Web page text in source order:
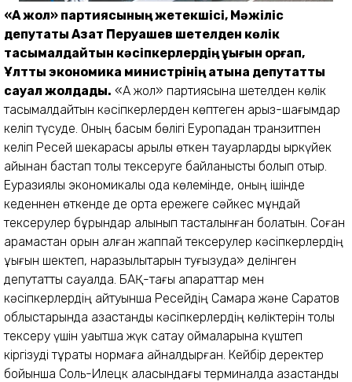
«Ақ жол» партиясының жетекшісі, Мәжіліс
депутаты Азат Перуашев шетелден көлік
тасымалдайтын кәсіпкерлердің құқығын қорғап,
Ұлттық экономика министрінің атына депутаттық
сауал жолдады. «Ақ жол» партиясына шетелден көлік
тасымалдайтын кәсіпкерлерден көптеген арыз-шағымдар
келіп түсуде. Оның басым бөлігі Еуропадан транзитпен
келіп Ресей шекарасы арқылы өткен тауарларды қыркүйек
айынан бастап толық тексеруге байланысты болып отыр.
Еуразиялық экономикалық одақ көлемінде, оның ішінде
кеденнен өткенде де ортақ ережеге сәйкес мұндай
тексерулер бұрындар алынып тасталынған болатын. Соған
қарамастан орын алған жаппай тексерулер кәсіпкерлердің
құқығын шектеп, наразылықтарын туғызуда» делінген
депутаттық сауалда. БАҚ-тағы ақпараттар мен
кәсіпкерлердің айтуынша Ресейдің Самара және Саратов
облыстарында қазақстандық кәсіпкерлердің көліктерін толық
тексеру үшін уақытша жүк сақтау қоймаларына күштеп
кіргізуді тұрақты нормаға айналдырған. Кейбір деректер
бойынша Соль-Илецк қаласындағы терминалда қазақстандық